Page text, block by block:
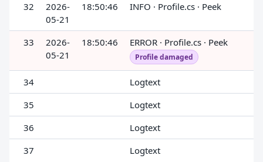
32
2026-
05-21
18:50:46 INFO · Profile.cs · Peek
33
2026-
05-21
18:50:46 ERROR · Profile.cs · Peek
Profile damaged
34
Logtext
35
Logtext
36
Logtext
37
Logtext